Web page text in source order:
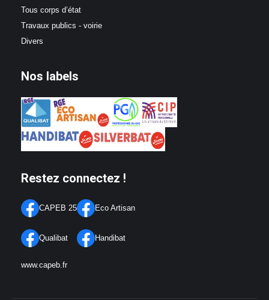
Tous corps d’état
Travaux publics - voirie
Divers
Nos labels
Restez connectez !
CAPEB 25
Qualibat
Eco Artisan
Handibat
www.capeb.fr